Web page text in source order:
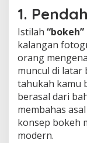
1.
Istilah “bokeh”
kalangan
orang
muncul di latar
tahukah kamu
berasal dari
membahas
konsep bokeh
modern.